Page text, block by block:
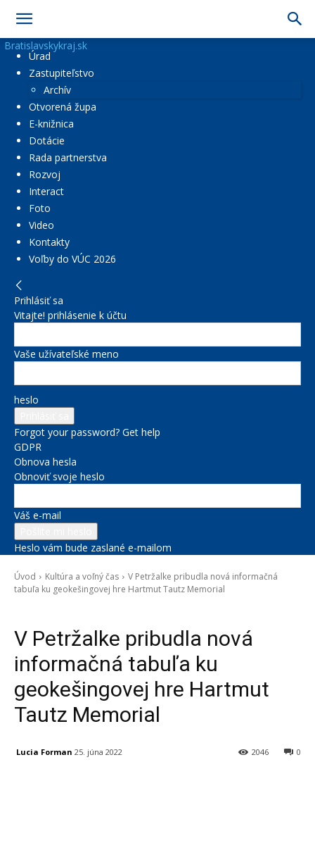
Bratislavskykraj.sk
Úrad
Zastupiteľstvo
Archív
Otvorená župa
E-knižnica
Dotácie
Rada partnerstva
Rozvoj
Interact
Foto
Video
Kontakty
Voľby do VÚC 2026
Prihlásiť sa
Vitajte! prihlásenie k účtu
Vaše užívateľské meno
heslo
Forgot your password? Get help
GDPR
Obnova hesla
Obnoviť svoje heslo
Váš e-mail
Heslo vám bude zaslané e-mailom
Úvod Kultúra a voľný čas
V Petržalke pribudla nová informačná
tabuľa ku geokešingovej hre Hartmut Tautz Memorial
V Petržalke pribudla nová
informačná tabuľa ku
geokešingovej hre Hartmut
Tautz Memorial
Lucia Forman 25. júna 2022 0
2046